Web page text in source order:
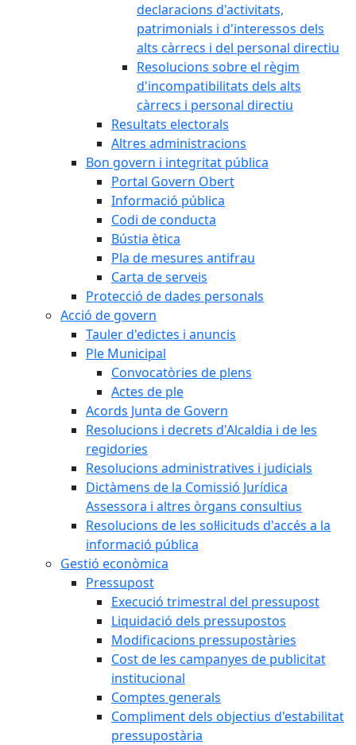
declaracions d'activitats,
patrimonials i d'interessos dels
alts càrrecs i del personal directiu
Resolucions sobre el règim
d'incompatibilitats dels alts
càrrecs i personal directiu
Resultats electorals
Altres administracions
Bon govern i integritat pública
Portal Govern Obert
Informació pública
Codi de conducta
Bústia ètica
Pla de mesures antifrau
Carta de serveis
Protecció de dades personals
Acció de govern
Tauler d'edictes i anuncis
Ple Municipal
Convocatòries de plens
Actes de ple
Acords Junta de Govern
Resolucions i decrets d'Alcaldia i de les
regidories
Resolucions administratives i judicials
Dictàmens de la Comissió Jurídica
Assessora i altres òrgans consultius
Resolucions de les sol·licituds d'accés a la
informació pública
Gestió econòmica
Pressupost
Execució trimestral del pressupost
Liquidació dels pressupostos
Modificacions pressupostàries
Cost de les campanyes de publicitat
institucional
Comptes generals
Compliment dels objectius d'estabilitat
pressupostària